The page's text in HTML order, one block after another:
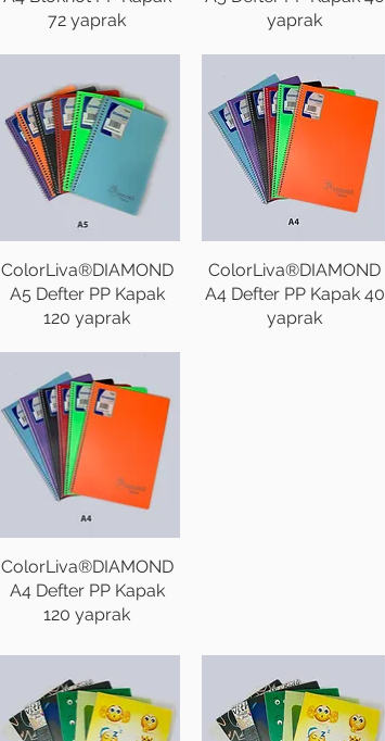
72 yaprak
yaprak
ColorLiva®DIAMOND
A5 Defter PP Kapak
120 yaprak
ColorLiva®DIAMOND
A4 Defter PP Kapak 40
yaprak
ColorLiva®DIAMOND
A4 Defter PP Kapak
120 yaprak